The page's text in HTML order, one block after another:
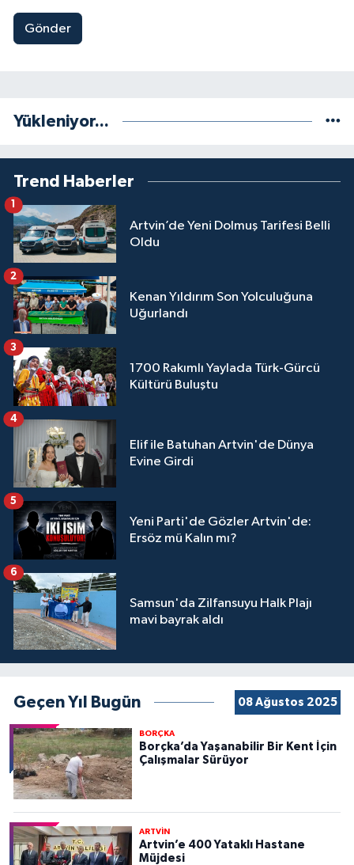
Gönder
Yükleniyor...
Trend Haberler
Artvin’de Yeni Dolmuş Tarifesi Belli
Oldu
Kenan Yıldırım Son Yolculuğuna
Uğurlandı
2
1700 Rakımlı Yaylada Türk-Gürcü
Kültürü Buluştu
3
Elif ile Batuhan Artvin'de Dünya
Evine Girdi
4
Yeni Parti'de Gözler Artvin'de:
Ersöz mü Kalın mı?
5
Samsun'da Zilfansuyu Halk Plajı
mavi bayrak aldı
6
Geçen Yıl Bugün 08 Ağustos 2025
BORÇKA
Borçka’da Yaşanabilir Bir Kent İçin
Çalışmalar Sürüyor
ARTVİN
Artvin’e 400 Yataklı Hastane
Müjdesi